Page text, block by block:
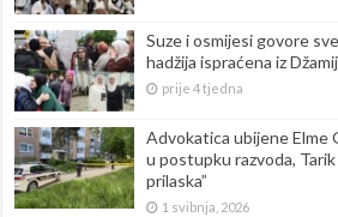
Suze i osmijesi govore
hadžija ispraćena iz
prije 4 tjedna
Advokatica ubijene Elme
u postupku razvoda,
prilaska”
1 svibnja, 2026